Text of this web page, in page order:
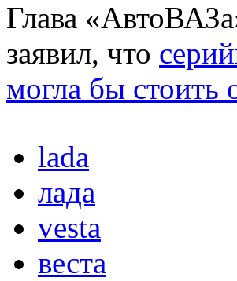
Глава
заявил, что
могла бы стоить
lada
лада
vesta
веста